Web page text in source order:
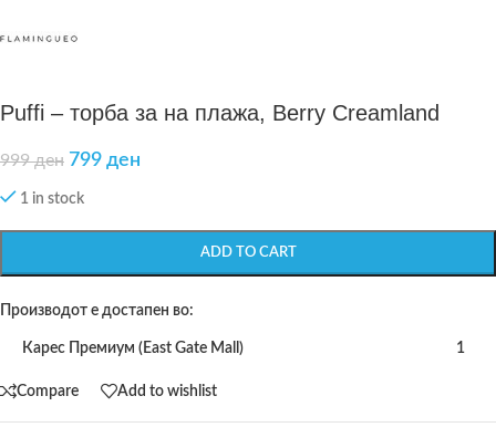
Puffi – торба за на плажа, Berry Creamland
999ден 799 ден
1 in stock
ADD TO CART
Производот е достапен во:
Карес Премиум (East Gate Mall) 1
Compare Add to wishlist